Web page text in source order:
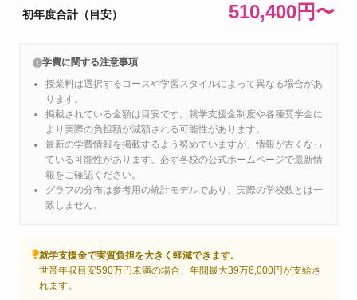
初年度合計（目安） 510,400円〜
学費に関する注意事項
授業料は選択するコースや学習スタイルによって異なる場合があ
ります。
掲載されている金額は目安です。就学支援金制度や各種奨学金に
より実際の負担額が減額される可能性があります。
最新の学費情報を掲載するよう努めていますが、情報が古くなっ
ている可能性があります。必ず各校の公式ホームページで最新情
報をご確認ください。
グラフの分布は参考用の統計モデルであり、実際の学校数とは一
致しません。
就学支援金で実質負担を大きく軽減できます。
世帯年収目安590万円未満の場合、年間最大39万6,000円が支給さ
れます。